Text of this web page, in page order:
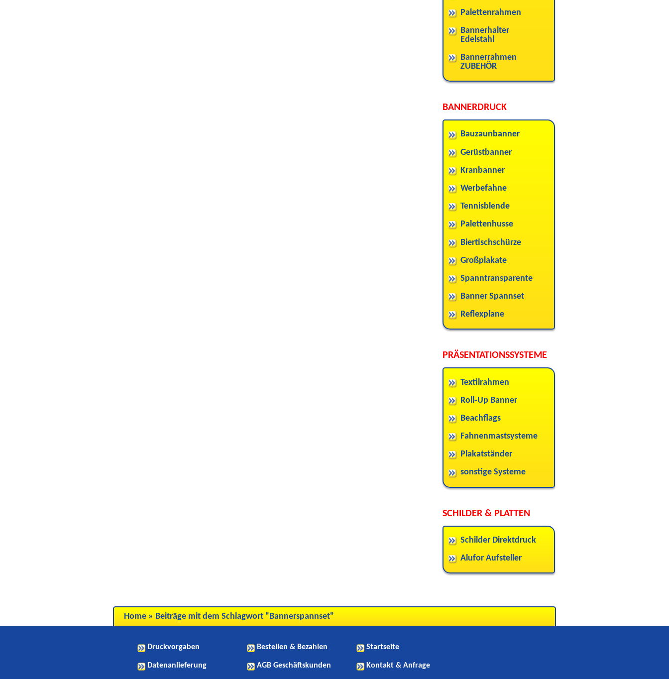
Palettenrahmen
Bannerhalter
Edelstahl
Bannerrahmen
ZUBEHÖR
BANNERDRUCK
Bauzaunbanner
Gerüstbanner
Kranbanner
Werbefahne
Tennisblende
Palettenhusse
Biertischschürze
Großplakate
Spanntransparente
Banner Spannset
Reflexplane
PRÄSENTATIONSSYSTEME
Textilrahmen
Roll-Up Banner
Beachflags
Fahnenmastsysteme
Plakatständer
sonstige Systeme
SCHILDER & PLATTEN
Schilder Direktdruck
Alufor Aufsteller
Home » Beiträge mit dem Schlagwort "Bannerspannset"
Druckvorgaben
Datenanlieferung
Bestellen & Bezahlen
AGB Geschäftskunden
Startseite
Kontakt & Anfrage